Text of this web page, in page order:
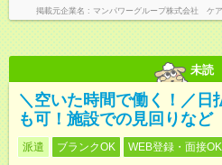
掲載元企業名 マンパワーグループ株式会社 ケ
未読
＼空いた時間で働く！／日
も可！施設での見回りなど
派遣 ブランクOK WEB登録・面接OK